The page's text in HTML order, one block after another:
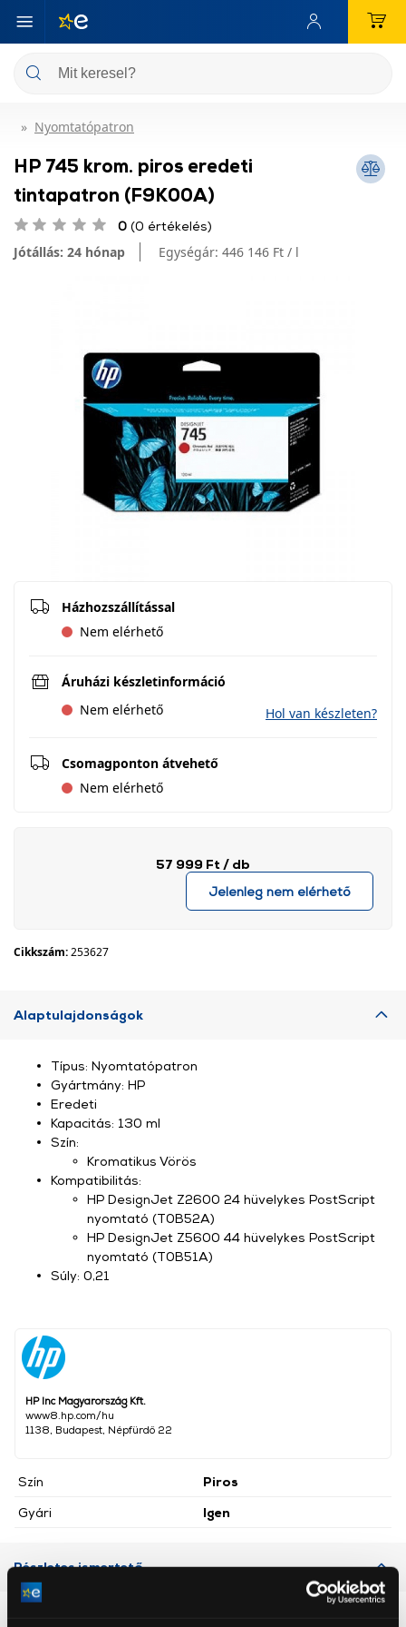
Nyomtatópatron
HP 745 krom. piros eredeti
tintapatron (F9K00A)
0 (0 értékelés)
Jótállás: 24 hónap Egységár: 446 146 Ft / l
Házhozszállítással
Nem elérhető
Áruházi készletinformáció
Nem elérhető
Hol van készleten?
Csomagponton átvehető
Nem elérhető
57 999 Ft / db
Jelenleg nem elérhető
Cikkszám:253627
Alaptulajdonságok
HP Inc Magyarország Kft.
www8.hp.com/hu
1138, Budapest, Népfürdő 22
Szín
Piros
Gyári
Igen
Típus: Nyomtatópatron
Gyártmány: HP
Eredeti
Kapacitás: 130 ml
Szín:
Kromatikus Vörös
Kompatibilitás:
HP DesignJet Z2600 24 hüvelykes PostScript
nyomtató (T0B52A)
HP DesignJet Z5600 44 hüvelykes PostScript
nyomtató (T0B51A)
Súly: 0,21
Részletes ismertető